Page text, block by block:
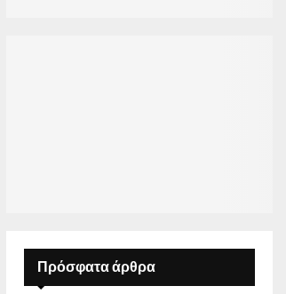
Πρόσφατα άρθρα